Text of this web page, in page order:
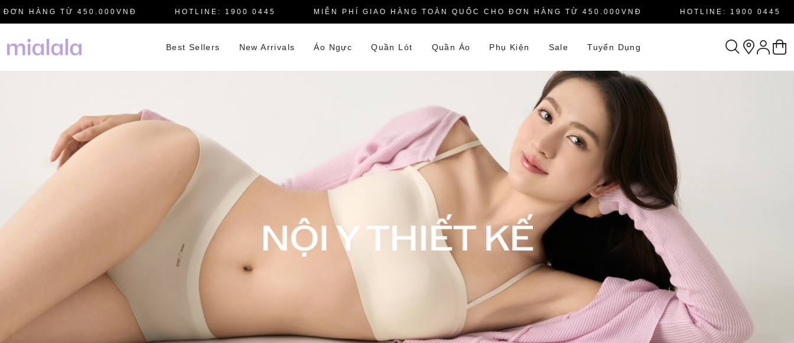
HÀNG TỪ 450.000VNĐ HOTLINE: 1900 0445 MIỄN PHÍ GIAO HÀNG TOÀN QUỐC CHO ĐƠN HÀNG TỪ 450.000VNĐ HOTLINE: 1900 0445
Best Sellers New Arrivals Áo Ngực Quần Lót Quần Áo Phụ Kiện Sale Tuyển Dụng